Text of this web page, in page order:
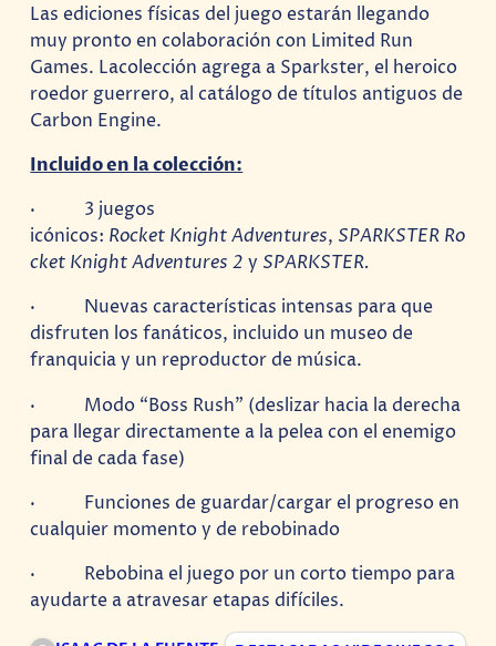
Las ediciones físicas del juego estarán llegando
muy pronto en colaboración con Limited Run
Games. Lacolección agrega a Sparkster, el heroico
roedor guerrero, al catálogo de títulos antiguos de
Carbon Engine.
Incluido en la colección:
· 3 juegos
icónicos: Rocket Knight Adventures, SPARKSTER Ro
cket Knight Adventures 2 y SPARKSTER.
· Nuevas características intensas para que
disfruten los fanáticos, incluido un museo de
franquicia y un reproductor de música.
· Modo “Boss Rush” (deslizar hacia la derecha
para llegar directamente a la pelea con el enemigo
final de cada fase)
· Funciones de guardar/cargar el progreso en
cualquier momento y de rebobinado
· Rebobina el juego por un corto tiempo para
ayudarte a atravesar etapas difíciles.